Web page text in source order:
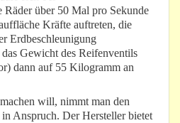
über 50 Mal pro Sekunde
Kräfte auftreten, die
Erdbeschleunigung
Gewicht des Reifenventils
dann auf 55 Kilogramm an
will, nimmt man den
Anspruch. Der Hersteller bietet